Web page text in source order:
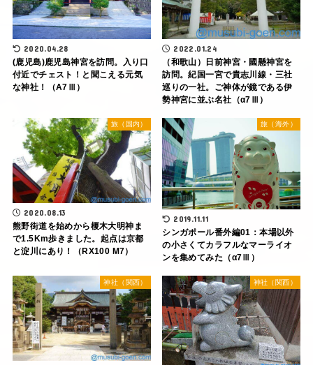
2020.04.28
(鹿児島)鹿児島神宮を訪問。入り口
付近でチェスト！と聞こえる元気
な神社！（A7Ⅲ）
2022.01.24
（和歌山）日前神宮・國懸神宮を
訪問。紀国一宮で貴志川線・三社
巡りの一社。ご神体が鏡である伊
勢神宮に並ぶ名社（α7Ⅲ）
旅（国内）
2020.08.13
熊野街道を始めから榎木大明神ま
で1.5Km歩きました。起点は京都
と淀川にあり！（RX100 M7）
旅（海外）
2019.11.11
シンガポール番外編01：本場以外
の小さくてカラフルなマーライオ
ンを集めてみた（α7Ⅲ）
神社（関西） 神社（関西）